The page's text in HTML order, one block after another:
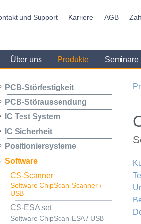
und Support Karriere AGB
Über uns Produkte Seminare
PCB-Störfestigkeit
PCB-Störaussendung
IC Test System
IC Sicherheit
Positioniersysteme
Software
CS-Scanner
Software ChipScan-Scanner /
USB
CS-ESA set
Software ChipScan-ESA / USB